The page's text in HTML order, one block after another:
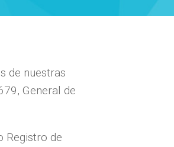
de nuestras
General de
Registro de